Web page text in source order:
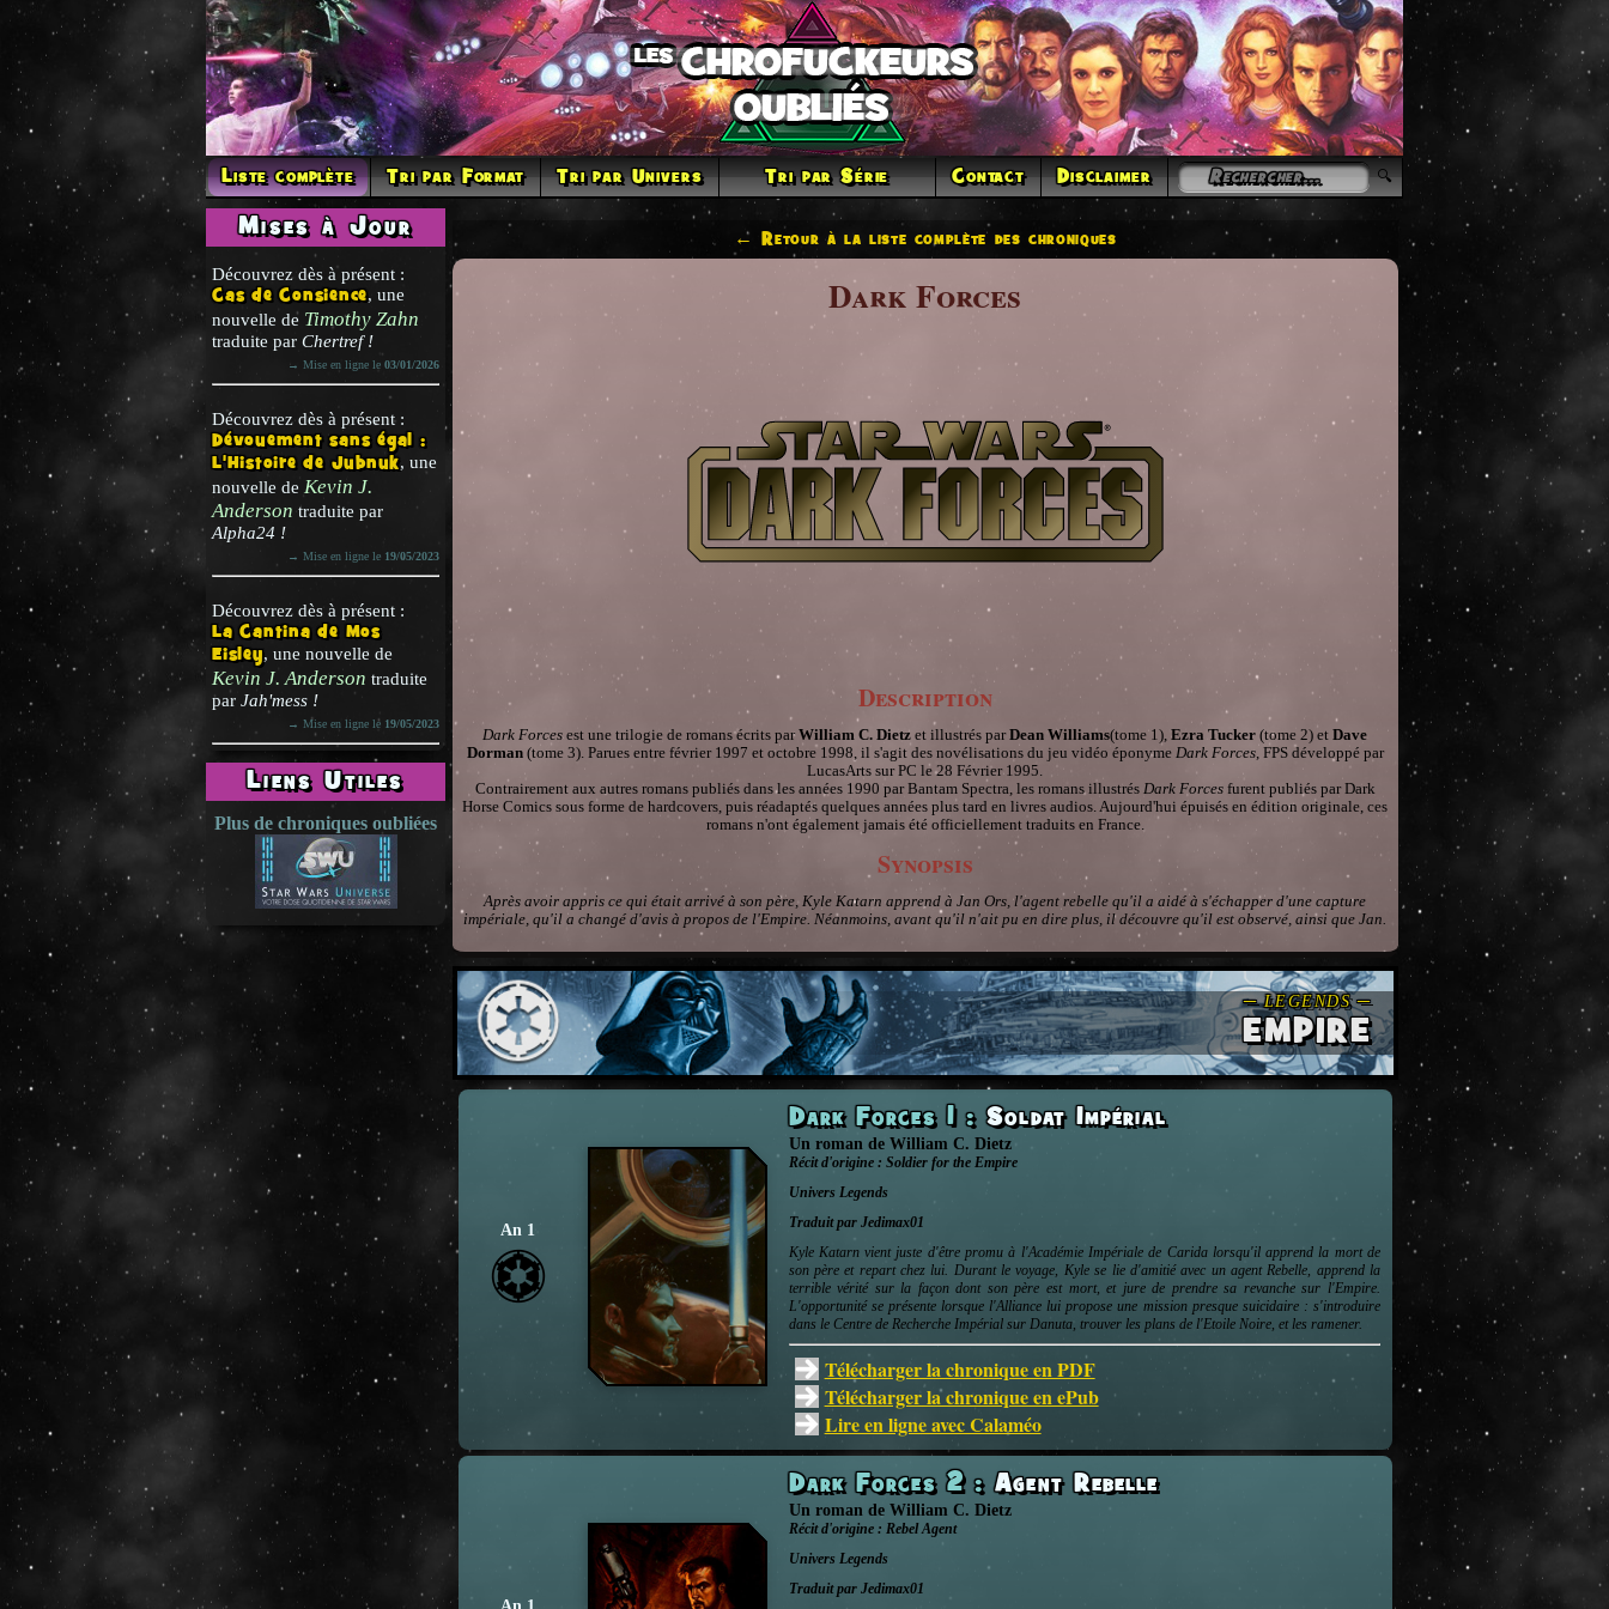
Liste complète Tri par Format Tri par Univers Tri par Série Contact Disclaimer
Mises à Jour
Découvrez dès à présent :
Cas de Consience, une
nouvelle de Timothy Zahn
traduite par Chertref !
→ Mise en ligne le 03/01/2026
Découvrez dès à présent :
Dévouement sans égal :
L'Histoire de Jubnuk, une
nouvelle de Kevin J.
Anderson traduite par
Alpha24 !
→ Mise en ligne le 19/05/2023
Découvrez dès à présent :
La Cantina de Mos
Eisley, une nouvelle de
Kevin J. Anderson traduite
par Jah'mess !
→ Mise en ligne le 19/05/2023
Liens Utiles
Plus de chroniques oubliées
← Retour à la liste complète des chroniques
Dark Forces
Description
Dark Forces est une trilogie de romans écrits parWilliam C. Dietz et illustrés parDean Williams(tome 1),Ezra Tucker (tome 2) etDave
Dorman(tome 3). Parues entre février 1997 et octobre 1998, il s'agit des novélisations du jeu vidéo éponyme Dark Forces, FPS développé par
LucasArts sur PC le 28 Février 1995.
Contrairement aux autres romans publiés dans les années 1990 par Bantam Spectra, les romans illustrés Dark Forcesfurent publiés par Dark
Horse Comics sous forme de hardcovers, puis réadaptés quelques années plus tard en livres audios. Aujourd'hui épuisés en édition originale, ces
romans n'ont également jamais été officiellement traduits en France.
Synopsis
Après avoir appris ce qui était arrivé à son père, Kyle Katarn apprend à Jan Ors, l'agent rebelle qu'il a aidé à s'échapper d'une capture
impériale, qu'il a changé d'avis à propos de l'Empire. Néanmoins, avant qu'il n'ait pu en dire plus, il découvre qu'il est observé, ainsi que Jan.
EMPIRE
An 1
Dark Forces 1: Soldat Impérial
Un roman de William C. Dietz
Récit d'origine : Soldier for the Empire
Univers Legends
Traduit par Jedimax01
Kyle Katarn vient juste d'être promu à l'Académie Impériale de Carida lorsqu'il apprend la mort de
son père et repart chez lui. Durant le voyage, Kyle se lie d'amitié avec un agent Rebelle, apprend la
terrible vérité sur la façon dont son père est mort, et jure de prendre sa revanche sur l'Empire.
L'opportunité se présente lorsque l'Alliance lui propose une mission presque suicidaire : s'introduire
dans le Centre de Recherche Impérial sur Danuta, trouver les plans de l'Etoile Noire, et les ramener.
Télécharger la chronique en PDF
Télécharger la chronique en ePub
Lire en ligne avec Calaméo
Dark Forces 2: Agent Rebelle
Un roman de William C. Dietz
Récit d'origine : Rebel Agent
Univers Legends
Traduit par Jedimax01